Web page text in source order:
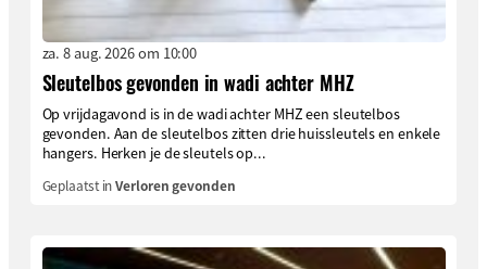
za. 8 aug. 2026 om 10:00
Sleutelbos gevonden in wadi achter MHZ
Op vrijdagavond is in de wadi achter MHZ een sleutelbos
gevonden. Aan de sleutelbos zitten drie huissleutels en enkele
hangers. Herken je de sleutels op...
Geplaatst inVerloren gevonden